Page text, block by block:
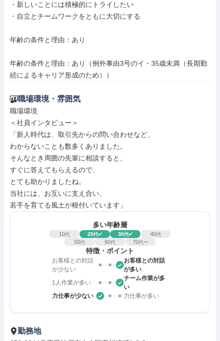
・新しいことには積極的にトライしたい
・自立とチームワークをともに大切にする
年齢の条件と理由：あり
年齢の条件と理由：あり（例外事由3号のイ・35歳未満（長期勤
続によるキャリア形成のため））
職場環境・雰囲気
職場環境
＜社員インタビュー＞
「新人時代は、取引先からの問い合わせなど、
わからないことも数多くありました。
そんなとき周囲の先輩に相談すると、
すぐに答えてもらえるので、
とても助かりましたね。
当社には、お互いに支え合い、
若手を育てる風土が根付いています」
多い年齢層
10代 20代 30代 40代
50代 60代 70代〜
特徴・ポイント
お客様との対話
が少ない
お客様との対話
が多い
1人作業が多い
チーム作業が多
い
力仕事が少ない
力仕事が多い
勤務地